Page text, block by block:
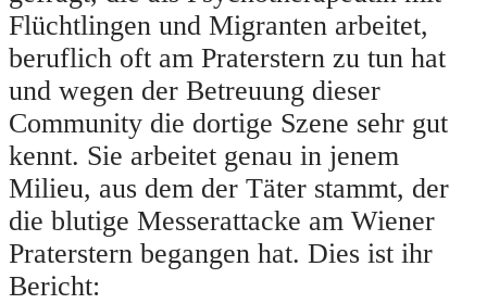
Flüchtlingen und Migranten arbeitet,
beruflich oft am Praterstern zu tun hat
und wegen der Betreuung dieser
Community die dortige Szene sehr gut
kennt. Sie arbeitet genau in jenem
Milieu, aus dem der Täter stammt, der
die blutige Messerattacke am Wiener
Praterstern begangen hat. Dies ist ihr
Bericht: